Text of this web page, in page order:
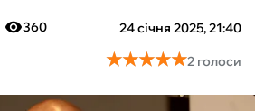
24 січня 2025, 21:40
360
★★★★★
★★★★★2 голоси